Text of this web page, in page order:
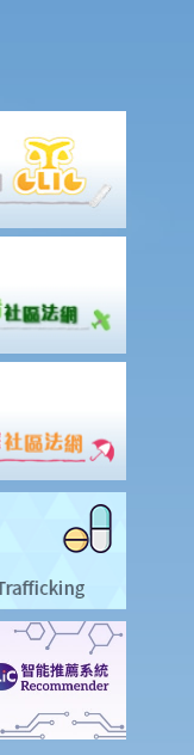
意外）？
償責任？
獲哪些賠償？
的家人可獲哪些賠
（例如醫藥費）？
？
件呈交法院的時限是